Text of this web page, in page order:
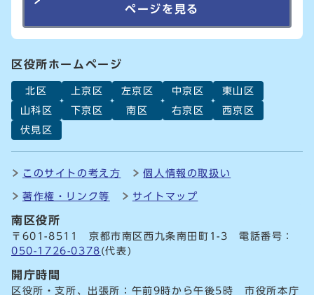
ページを見る
区役所ホームページ
北区 上京区 左京区 中京区
東山区
山科区
下京区 南区 右京区
西京区
伏見区
このサイトの考え方 個人情報の取扱い
著作権・リンク等 サイトマップ
南区役所
〒601-8511 京都市南区西九条南田町1-3 電話番号：
050-1726-0378 (代表)
開庁時間
区役所・支所、出張所：午前9時から午後5時 市役所本庁